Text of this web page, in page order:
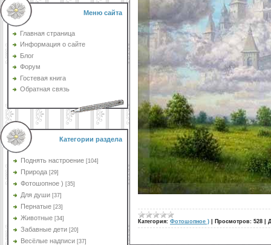
Меню сайта
Главная страница
Информация о сайте
Блог
Форум
Гостевая книга
Обратная связь
Категории раздела
Поднять настроение [104]
Природа [29]
Фотошопное ) [35]
Для души [37]
Пернатые [23]
Животные [34]
Забавные дети [20]
Весёлые надписи [37]
Категория: Фотошопное ) Просмотров: 528